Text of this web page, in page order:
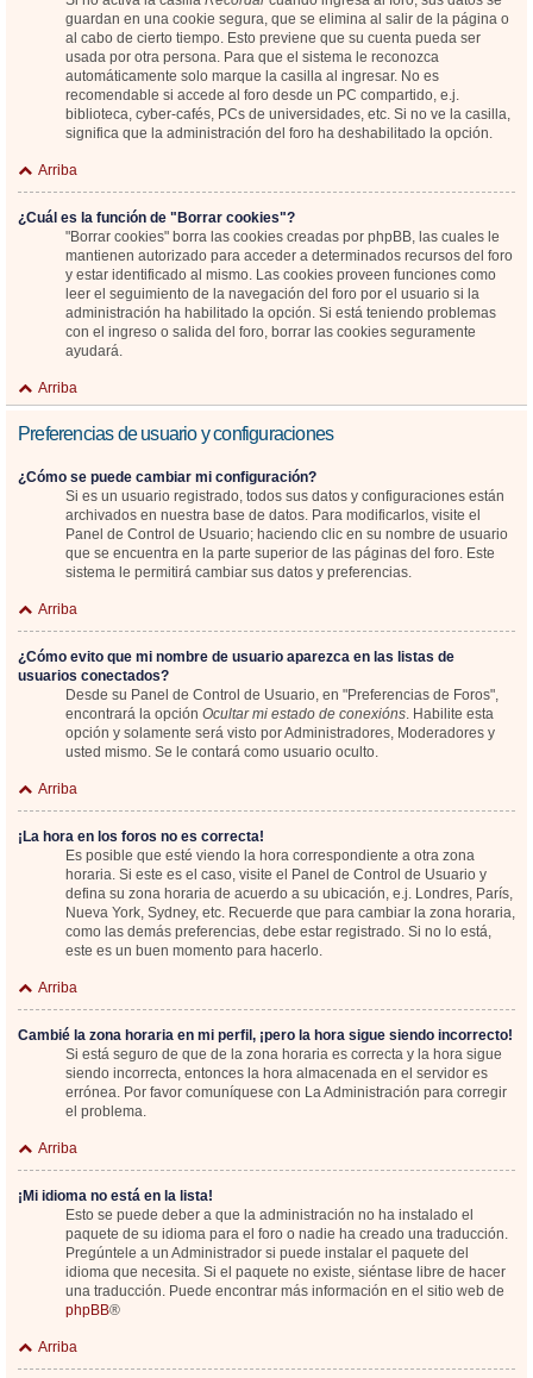
guardan en una cookie segura, que se elimina al salir de la página o
al cabo de cierto tiempo. Esto previene que su cuenta pueda ser
usada por otra persona. Para que el sistema le reconozca
automáticamente solo marque la casilla al ingresar. No es
recomendable si accede al foro desde un PC compartido, e.j.
biblioteca, cyber-cafés, PCs de universidades, etc. Si no ve la casilla,
significa que la administración del foro ha deshabilitado la opción.
Arriba
¿Cuál es la función de "Borrar cookies"?
"Borrar cookies" borra las cookies creadas por phpBB, las cuales le
mantienen autorizado para acceder a determinados recursos del foro
y estar identificado al mismo. Las cookies proveen funciones como
leer el seguimiento de la navegación del foro por el usuario si la
administración ha habilitado la opción. Si está teniendo problemas
con el ingreso o salida del foro, borrar las cookies seguramente
ayudará.
Arriba
Preferencias de usuario y configuraciones
¿Cómo se puede cambiar mi configuración?
Si es un usuario registrado, todos sus datos y configuraciones están
archivados en nuestra base de datos. Para modificarlos, visite el
Panel de Control de Usuario; haciendo clic en su nombre de usuario
que se encuentra en la parte superior de las páginas del foro. Este
sistema le permitirá cambiar sus datos y preferencias.
Arriba
¿Cómo evito que mi nombre de usuario aparezca en las listas de
usuarios conectados?
Desde su Panel de Control de Usuario, en "Preferencias de Foros",
encontrará la opción Ocultar mi estado de conexións. Habilite esta
opción y solamente será visto por Administradores, Moderadores y
usted mismo. Se le contará como usuario oculto.
Arriba
¡La hora en los foros no es correcta!
Es posible que esté viendo la hora correspondiente a otra zona
horaria. Si este es el caso, visite el Panel de Control de Usuario y
defina su zona horaria de acuerdo a su ubicación, e.j. Londres, París,
Nueva York, Sydney, etc. Recuerde que para cambiar la zona horaria,
como las demás preferencias, debe estar registrado. Si no lo está,
este es un buen momento para hacerlo.
Arriba
Cambié la zona horaria en mi perfil, ¡pero la hora sigue siendo incorrecto!
Si está seguro de que de la zona horaria es correcta y la hora sigue
siendo incorrecta, entonces la hora almacenada en el servidor es
errónea. Por favor comuníquese con La Administración para corregir
el problema.
Arriba
¡Mi idioma no está en la lista!
Esto se puede deber a que la administración no ha instalado el
paquete de su idioma para el foro o nadie ha creado una traducción.
Pregúntele a un Administrador si puede instalar el paquete del
idioma que necesita. Si el paquete no existe, siéntase libre de hacer
una traducción. Puede encontrar más información en el sitio web de
phpBB®
Arriba